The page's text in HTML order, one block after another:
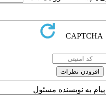
به نویسنده مسئول